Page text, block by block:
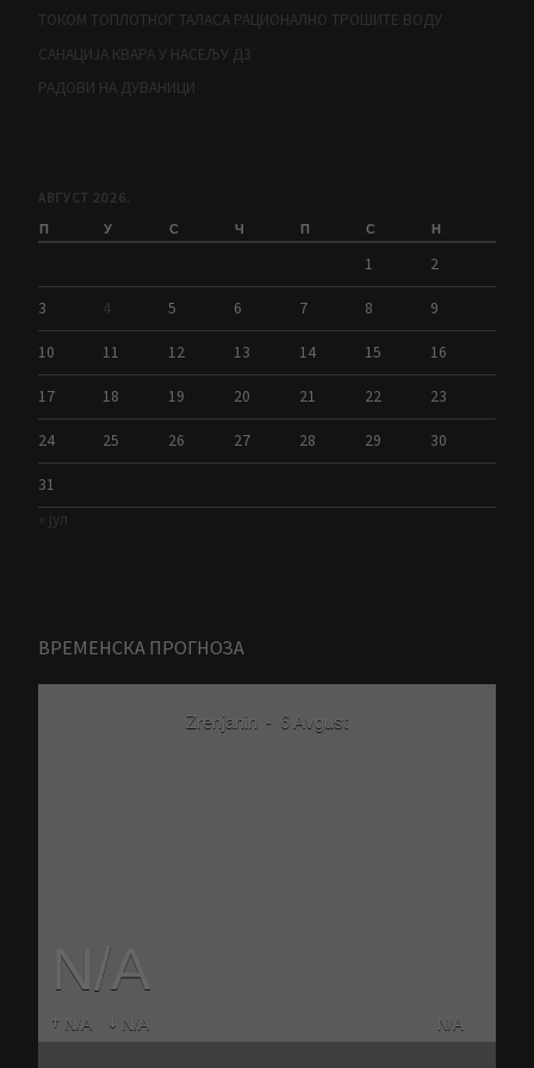
ТОКОМ ТОПЛОТНОГ ТАЛАСА РАЦИОНАЛНО ТРОШИТЕ ВОДУ
САНАЦИЈА КВАРА У НАСЕЉУ Д3
РАДОВИ НА ДУВАНИЦИ
АВГУСТ 2026.
П У С Ч П С Н
1 2
3 4 5 6 7 8 9
10 11 12 13 14 15 16
17 18 19 20 21 22 23
24 25 26 27 28 29 30
31
« јул
ВРЕМЕНСКА ПРОГНОЗА
Zrenjanin - 6 Avgust
N/A N/A N/A
N/A